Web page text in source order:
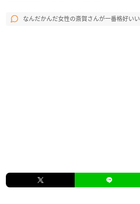
なんだかんだ女性の斎賀さんが一番格好いい